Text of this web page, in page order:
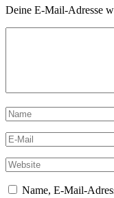
Deine E-Mail-Adresse
Name, E-Mail-